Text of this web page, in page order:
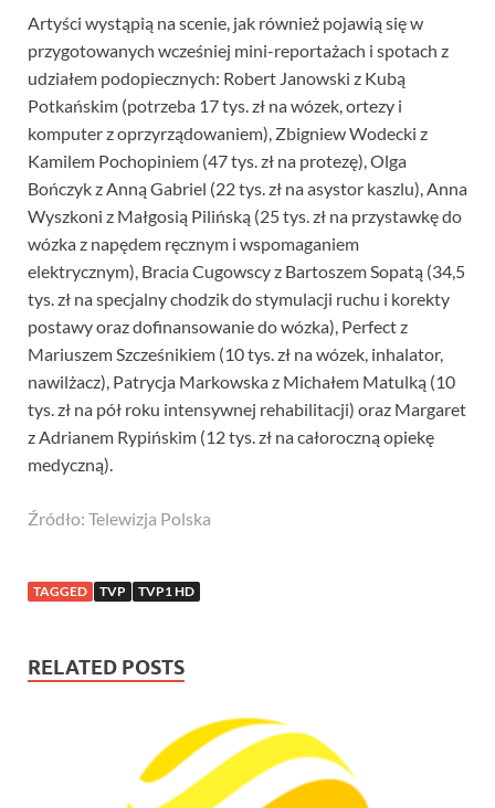
Artyści wystąpią na scenie, jak również pojawią się w
przygotowanych wcześniej mini-reportażach i spotach z
udziałem podopiecznych: Robert Janowski z Kubą
Potkańskim (potrzeba 17 tys. zł na wózek, ortezy i
komputer z oprzyrządowaniem), Zbigniew Wodecki z
Kamilem Pochopiniem (47 tys. zł na protezę), Olga
Bończyk z Anną Gabriel (22 tys. zł na asystor kaszlu), Anna
Wyszkoni z Małgosią Pilińską (25 tys. zł na przystawkę do
wózka z napędem ręcznym i wspomaganiem
elektrycznym), Bracia Cugowscy z Bartoszem Sopatą (34,5
tys. zł na specjalny chodzik do stymulacji ruchu i korekty
postawy oraz dofinansowanie do wózka), Perfect z
Mariuszem Szcześnikiem (10 tys. zł na wózek, inhalator,
nawilżacz), Patrycja Markowska z Michałem Matulką (10
tys. zł na pół roku intensywnej rehabilitacji) oraz Margaret
z Adrianem Rypińskim (12 tys. zł na całoroczną opiekę
medyczną).
Źródło: Telewizja Polska
TAGGED TVP TVP1 HD
RELATED POSTS